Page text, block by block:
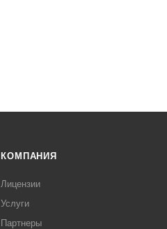
КОМПАНИЯ
Лицензии
Услуги
Партнеры